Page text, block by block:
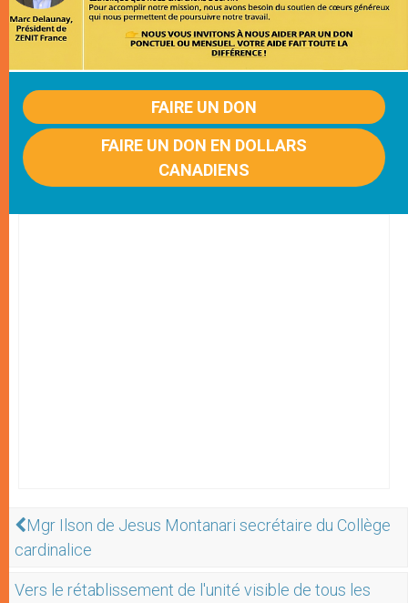
FAIRE UN DON
FAIRE UN DON EN DOLLARS
CANADIENS
Mgr Ilson de Jesus Montanari secrétaire du Collège
cardinalice
Vers le rétablissement de l'unité visible de tous les